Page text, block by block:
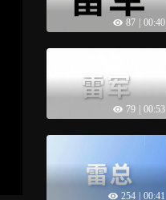
87 00:40
79 00:53
254 00:41